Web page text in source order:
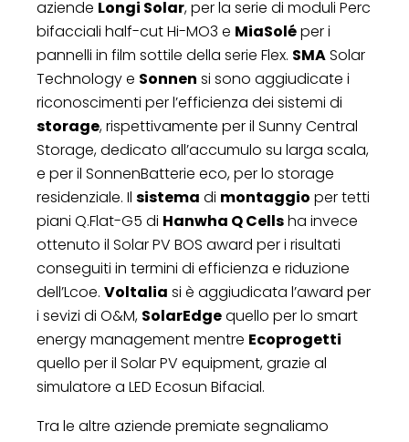
aziende Longi Solar, per la serie di moduli Perc
bifacciali half-cut Hi-MO3 e MiaSoléper i
pannelli in film sottile della serie Flex. SMASolar
Technology e Sonnen si sono aggiudicate i
riconoscimenti per l’efficienza dei sistemi di
storage, rispettivamente per il Sunny Central
Storage, dedicato all’accumulo su larga scala,
e per il SonnenBatterie eco, per lo storage
residenziale. Il sistema di montaggio per tetti
piani Q.Flat-G5 di Hanwha Q Cellsha invece
ottenuto il Solar PV BOS award per i risultati
conseguiti in termini di efficienza e riduzione
dell’Lcoe. Voltalia si è aggiudicata l’award per
i sevizi di O&M, SolarEdgequello per lo smart
energy management mentre Ecoprogetti
quello per il Solar PV equipment, grazie al
simulatore a LED Ecosun Bifacial.
Tra le altre aziende premiate segnaliamo